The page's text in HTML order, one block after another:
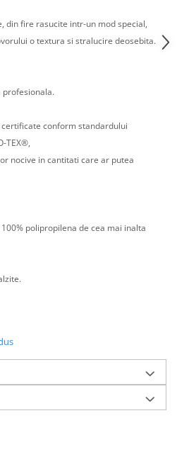
din fire rasucite intr-un mod special,
o textura si stralucire deosebita.
profesionala.
conform standardului
TEX®,
nocive in cantitati care ar putea
polipropilena de cea mai inalta